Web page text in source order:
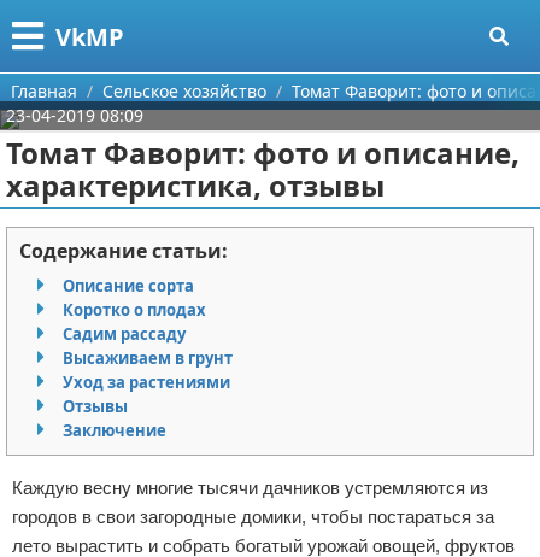
VkMP
Меню
Главная
Категории
Сельское хозяйство
Разное
Идеи бизнеса
Для руководителя
Промышленность
Международный бизнес
Продажи
Поиск
О проекте
Контакты
Сотрудничество
Размещение рекламы
Для правообладателей
Условия предоставления информации
Главная Сельское хозяйство
Томат Фаворит: фото и
23-04-2019 08:09
Томат Фаворит: фото и описание,
характеристика, отзывы
Содержание статьи:
Описание сорта
Коротко о плодах
Садим рассаду
Высаживаем в грунт
Уход за растениями
Отзывы
Заключение
Каждую весну многие тысячи дачников устремляются из
городов в свои загородные домики, чтобы постараться за
лето вырастить и собрать богатый урожай овощей, фруктов